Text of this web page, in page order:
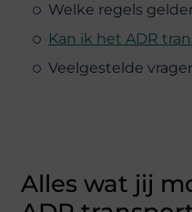
Welke regels
Kan ik het ADR
Veelgestelde
Alles wat jij